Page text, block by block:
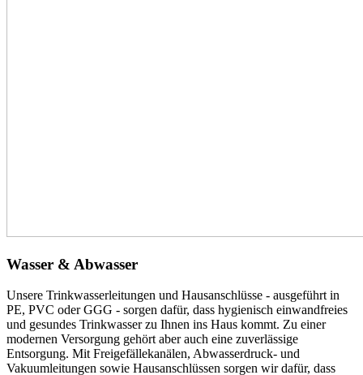
Wasser & Abwasser
Unsere Trinkwasserleitungen und Hausanschlüsse - ausgeführt in
PE, PVC oder GGG - sorgen dafür, dass hygienisch einwandfreies
und gesundes Trinkwasser zu Ihnen ins Haus kommt. Zu einer
modernen Versorgung gehört aber auch eine zuverlässige
Entsorgung. Mit Freigefällekanälen, Abwasserdruck- und
Vakuumleitungen sowie Hausanschlüssen sorgen wir dafür, dass